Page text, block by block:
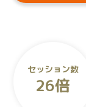
セッション数
26倍